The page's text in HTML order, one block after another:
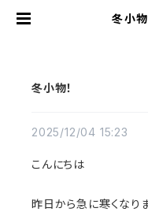
冬小
冬小物！
2025/12/04 15:23
こんにちは
昨日から急に寒くなりま